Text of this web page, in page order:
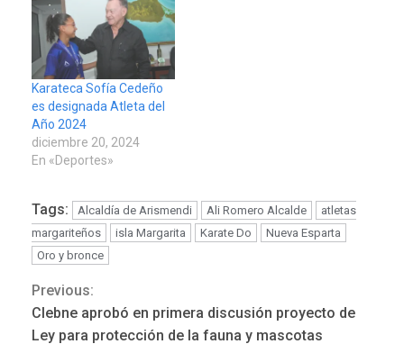
Karateca Sofía Cedeño
es designada Atleta del
Año 2024
diciembre 20, 2024
En «Deportes»
Tags: Alcaldía de Arismendi Ali Romero Alcalde
atletas
margariteños
isla Margarita Karate Do
Nueva Esparta
Oro y bronce
Continue
Previous:
Clebne aprobó en primera discusión proyecto de
Ley para protección de la fauna y mascotas